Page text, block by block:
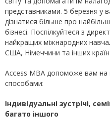
представниками. 5 березня у
дізнатися більше про найбільш
бізнесі. Поспілкуйтеся з
найкращих міжнародних
США, Німеччини та інших країн.
Access MBA допоможе вам на
способами:
Індивідуальні зустрічі,
багато іншого